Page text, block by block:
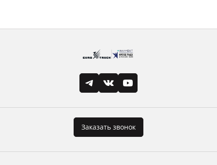
Заказать звонок